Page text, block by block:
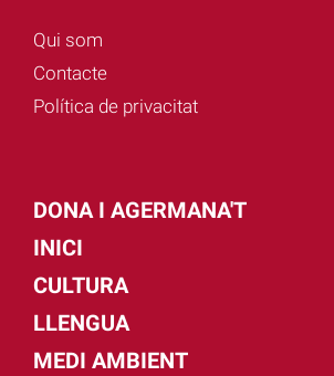
Qui som
Contacte
Política de privacitat
DONA I AGERMANA'T
INICI
CULTURA
LLENGUA
MEDI AMBIENT